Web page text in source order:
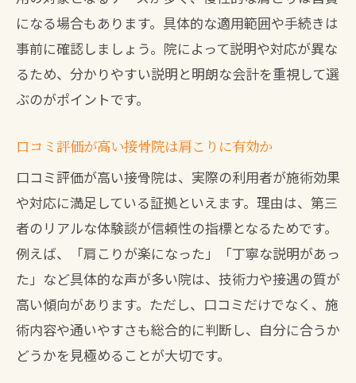
接骨院と整形外科の使い分け方とは
肩こりに整体や接骨院どちらを選ぶべき
か
八幡西区で信頼できる接骨院の相談窓口
専門性で選ぶ接骨院の肩こり相談体制
費用対効果の高い接骨院活用法を紹介
接骨院で肩こりを賢く改善する費用対策
保険適用で費用負担を抑える接骨院活用
肩こり施術の費用と接骨院選びのコツ
費用対効果の高い接骨院はどこにあるか
八幡西区で評判の接骨院活用術を解説
接骨院選びで損しない肩こり改善法とは
になる場合もあります。具体的な適用範囲や手続きは
事前に確認しましょう。院によって説明や対応が異な
るため、分かりやすい説明と明朗な会計を重視して選
ぶのがポイントです。
口コミ評価が高い接骨院は肩こりに有効か
口コミ評価が高い接骨院は、実際の利用者が施術効果
や対応に満足している証拠といえます。理由は、第三
者のリアルな体験談が信頼性の指標となるためです。
例えば、「肩こりが楽になった」「丁寧な説明があっ
た」など具体的な声が多い院は、技術力や接遇の質が
高い傾向があります。ただし、口コミだけでなく、施
術内容や通いやすさも総合的に判断し、自分に合うか
どうかを見極めることが大切です。